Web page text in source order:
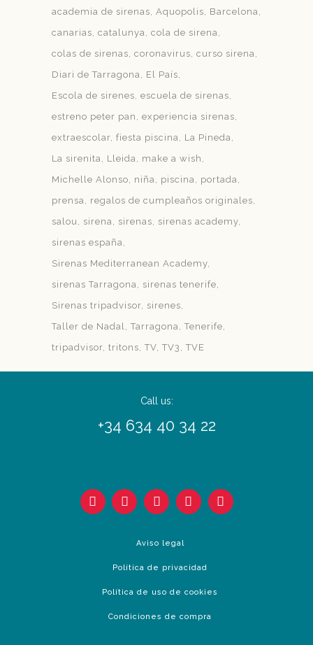
academia de sirenas Aquopolis
Barcelona
canarias catalunya cola de sirena
colas de sirenas coronavirus curso sirena
Diari de Tarragona
El País
Escola de sirenes escuela de sirenas
estreno peter pan
experiencia sirenas
extraescolar fiesta piscina
La Pineda
La sirenita
Lleida
make a wish
Michelle Alonso
niña piscina
portada
prensa
regalos de cumpleaños originales
salou
sirena sirenas
sirenas academy
sirenas españa
Sirenas Mediterranean Academy
sirenas Tarragona
sirenas tenerife
Sirenas tripadvisor sirenes
Taller de Nadal Tarragona Tenerife
tripadvisor tritons TV TV3 TVE
Call us:
+34 634 40 34 22
Aviso legal
Política de privacidad
Política de uso de cookies
Condiciones de compra